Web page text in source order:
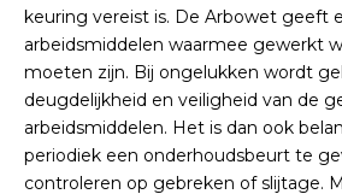
keuring vereist is. De Arbowet geeft
arbeidsmiddelen waarmee gewerkt
moeten zijn. Bij ongelukken wordt
deugdelijkheid en veiligheid van de
arbeidsmiddelen. Het is dan ook
periodiek een onderhoudsbeurt te
controleren op gebreken of slijtage.